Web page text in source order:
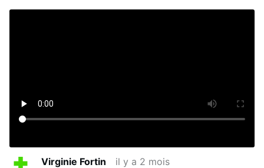
Virginie Fortin
il y a 2 mois